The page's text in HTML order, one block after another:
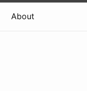
About